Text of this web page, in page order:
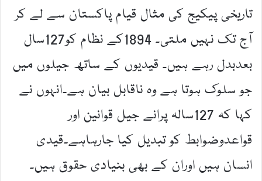
تاریخی پیکیج کی مثال قیام پاکستان سے لے کر
آج تک نہیں ملتی۔ 1894کے نظام کو127سال
بعدبدل رہے ہیں۔ قیدیوں کے ساتھ جیلوں میں
جو سلوک ہوتا ہے وہ ناقابل بیان ہے۔انہوں نے
کہا کہ 127سالہ پرانے جیل قوانین اور
قواعدوضوابط کو تبدیل کیا جارہاہے۔قیدی
انسان ہیں اوران کے بھی بنیادی حقوق ہیں۔